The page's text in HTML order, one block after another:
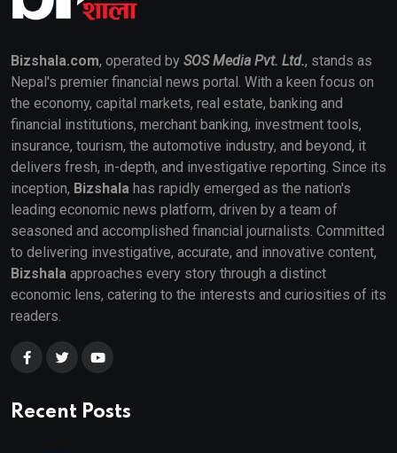
Bizshala.com, operated by SOS Media Pvt. Ltd., stands as
Nepal's premier financial news portal. With a keen focus on
the economy, capital markets, real estate, banking and
financial institutions, merchant banking, investment tools,
insurance, tourism, the automotive industry, and beyond, it
delivers fresh, in-depth, and investigative reporting. Since its
inception, Bizshala has rapidly emerged as the nation's
leading economic news platform, driven by a team of
seasoned and accomplished financial journalists. Committed
to delivering investigative, accurate, and innovative content,
Bizshala approaches every story through a distinct
economic lens, catering to the interests and curiosities of its
readers.
Recent Posts